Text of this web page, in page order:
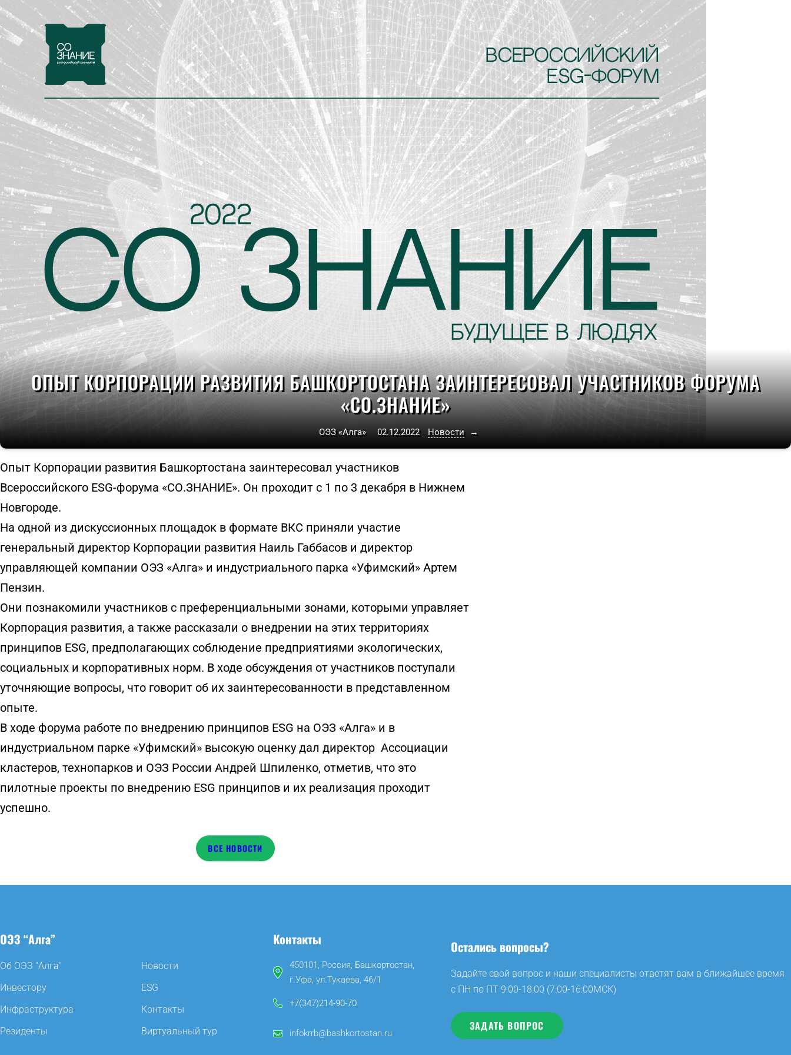
ОПЫТ КОРПОРАЦИИ РАЗВИТИЯ БАШКОРТОСТАНА ЗАИНТЕРЕСОВАЛ УЧАСТНИКОВ ФОРУМА
«СО.ЗНАНИЕ»
ОЭЗ «Алга» 02.12.2022 Новости →
Опыт Корпорации развития Башкортостана заинтересовал участников
Всероссийского ESG-форума «СО.ЗНАНИЕ». Он проходит с 1 по 3 декабря в Нижнем
Новгороде.
На одной из дискуссионных площадок в формате ВКС приняли участие
генеральный директор Корпорации развития Наиль Габбасов и директор
управляющей компании ОЭЗ «Алга» и индустриального парка «Уфимский» Артем
Пензин.
Они познакомили участников с преференциальными зонами, которыми управляет
Корпорация развития, а также рассказали о внедрении на этих территориях
принципов ESG, предполагающих соблюдение предприятиями экологических,
социальных и корпоративных норм. В ходе обсуждения от участников поступали
уточняющие вопросы, что говорит об их заинтересованности в представленном
опыте.
В ходе форума работе по внедрению принципов ESG на ОЭЗ «Алга» и в
индустриальном парке «Уфимский» высокую оценку дал директор Ассоциации
кластеров, технопарков и ОЭЗ России Андрей Шпиленко, отметив, что это
пилотные проекты по внедрению ESG принципов и их реализация проходит
успешно.
НОВОСТИ
ОЭЗ “Алга”
Об ОЭЗ “Алга”
Инвестору
Инфраструктура
Резиденты
Новости
ESG
Контакты
Виртуальный тур
Контакты
450101, Россия, Башкортостан,
г.Уфа, ул.Тукаева, 46/1
+7(347)214-90-70
infokrrb@bashkortostan.ru
Остались вопросы?
Задайте свой вопрос и наши специалисты ответят вам в ближайшее время
с ПН по ПТ 9:00-18:00 (7:00-16:00МСК)
ЗАДАТЬ ВОПРОС